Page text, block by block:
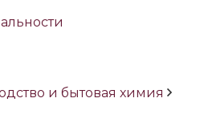
и бытовая химия